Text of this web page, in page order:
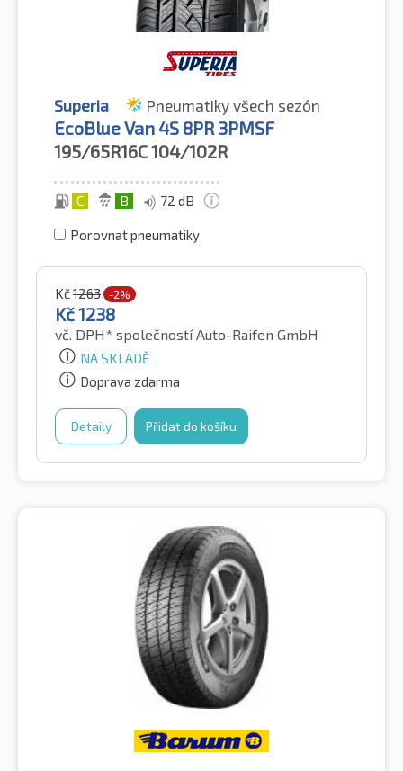
Superia Pneumatiky všech sezón
EcoBlue Van 4S 8PR 3PMSF
195/65R16C104/102R
C B 72 dB
Porovnat pneumatiky
Kč1263 -2%
Kč1238
vč. DPH* společností Auto-Raifen GmbH
NA SKLADĚ
Doprava zdarma
Detaily Přidat do košíku